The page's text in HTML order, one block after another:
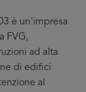
è un'impresa
FVG,
ad alta
di edifici
al